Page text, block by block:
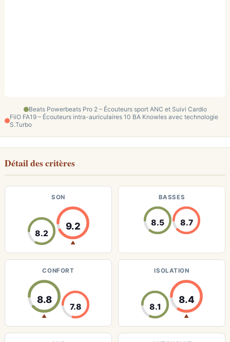
Beats Powerbeats Pro 2 – Écouteurs sport ANC et Suivi Cardio
FiiO FA19 – Écouteurs intra-auriculaires 10 BA Knowles avec technologie
S.Turbo
Détail des critères
SON
8.2
9.2
▲
BASSES
8.5 8.7
CONFORT
8.8
▲
7.8
ISOLATION
8.1
8.4
▲